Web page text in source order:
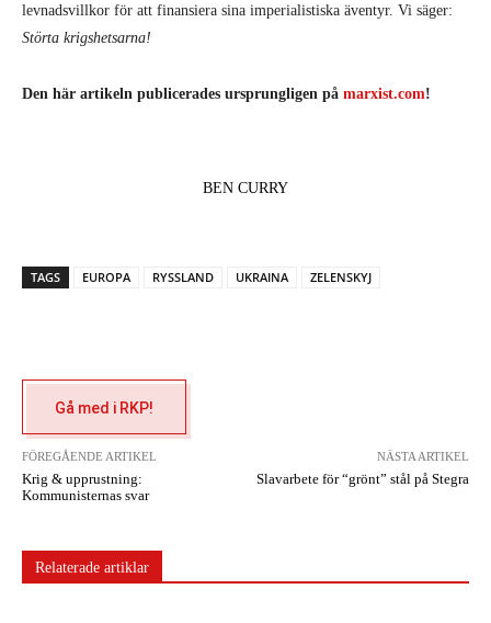
levnadsvillkor för att finansiera sina imperialistiska äventyr. Vi säger:
Störta krigshetsarna!
Den här artikeln publicerades ursprungligen på marxist.com!
BEN CURRY
TAGS EUROPA RYSSLAND UKRAINA ZELENSKYJ
Gå med i RKP!
FÖREGÅENDE ARTIKEL
Krig & upprustning:
Kommunisternas svar
NÄSTA ARTIKEL
Slavarbete för “grönt” stål på Stegra
Relaterade artiklar